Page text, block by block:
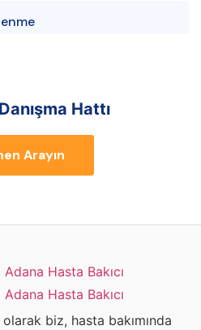
Hattı
Arayın
olarak biz, hasta bakımında